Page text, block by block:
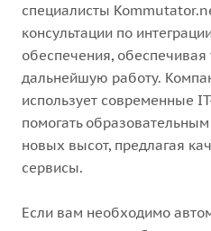
специалисты
консультации по
обеспечения,
дальнейшую работу.
использует современные
помогать
новых высот, предлагая
сервисы.
Если вам необходимо